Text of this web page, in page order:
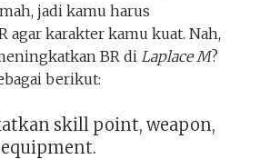
jadi kamu harus
agar karakter kamu kuat. Nah,
BR di Laplace M?
berikut:
skill point, weapon,
equipment.